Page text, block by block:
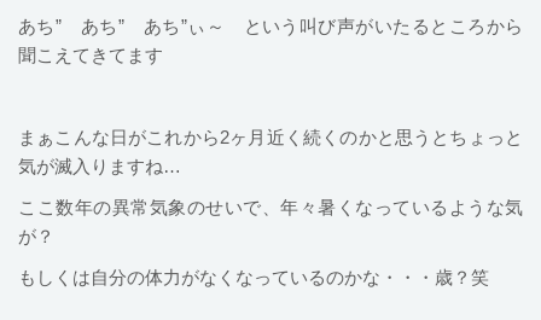
あち” あち” あち”ぃ～ という叫び声がいたるところから
聞こえてきてます
まぁこんな日がこれから2ヶ月近く続くのかと思うとちょっと
気が滅入りますね…
ここ数年の異常気象のせいで、年々暑くなっているような気
が？
もしくは自分の体力がなくなっているのかな・・・歳？笑